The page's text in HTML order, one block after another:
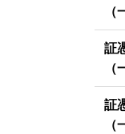
証
証